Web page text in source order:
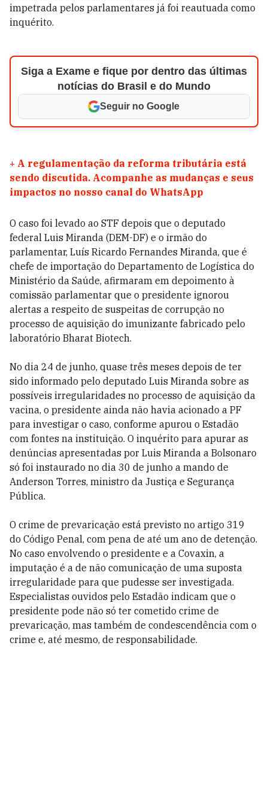
impetrada pelos parlamentares já foi reautuada como
inquérito.
Siga a Exame e fique por dentro das últimas
notícias do Brasil e do Mundo
Seguir no Google
+ A regulamentação da reforma tributária está
sendo discutida. Acompanhe as mudanças e seus
impactos no nosso canal do WhatsApp
O caso foi levado ao STF depois que o deputado
federal Luis Miranda (DEM-DF) e o irmão do
parlamentar, Luís Ricardo Fernandes Miranda, que é
chefe de importação do Departamento de Logística do
Ministério da Saúde, afirmaram em depoimento à
comissão parlamentar que o presidente ignorou
alertas a respeito de suspeitas de corrupção no
processo de aquisição do imunizante fabricado pelo
laboratório Bharat Biotech.
No dia 24 de junho, quase três meses depois de ter
sido informado pelo deputado Luis Miranda sobre as
possíveis irregularidades no processo de aquisição da
vacina, o presidente ainda não havia acionado a PF
para investigar o caso, conforme apurou o Estadão
com fontes na instituição. O inquérito para apurar as
denúncias apresentadas por Luis Miranda a Bolsonaro
só foi instaurado no dia 30 de junho a mando de
Anderson Torres, ministro da Justiça e Segurança
Pública.
O crime de prevaricação está previsto no artigo 319
do Código Penal, com pena de até um ano de detenção.
No caso envolvendo o presidente e a Covaxin, a
imputação é a de não comunicação de uma suposta
irregularidade para que pudesse ser investigada.
Especialistas ouvidos pelo Estadão indicam que o
presidente pode não só ter cometido crime de
prevaricação, mas também de condescendência com o
crime e, até mesmo, de responsabilidade.